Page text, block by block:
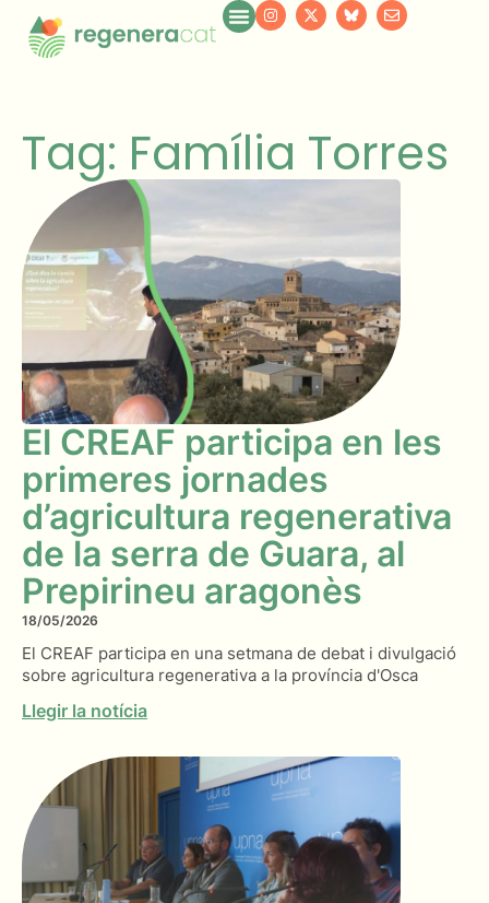
Tag: Família Torres
El CREAF participa en les
primeres jornades
d’agricultura regenerativa
de la serra de Guara, al
Prepirineu aragonès
18/05/2026
El CREAF participa en una setmana de debat i divulgació
sobre agricultura regenerativa a la província d'Osca
Llegir la notícia